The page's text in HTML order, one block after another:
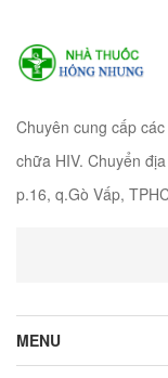
Chuyên cung cấp
chữa HIV. Chuyển
p.16, q.Gò Vấp,
MENU